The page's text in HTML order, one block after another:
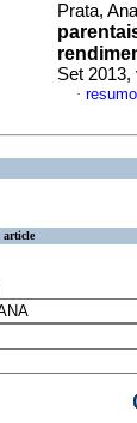
Prata,
Set 2013,
·
article